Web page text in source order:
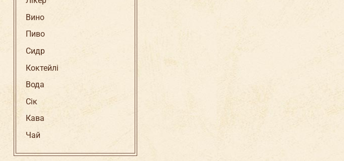
Вино
Пиво
Сидр
Коктейлі
Вода
Сік
Кава
Чай